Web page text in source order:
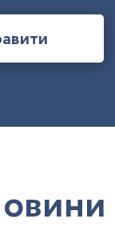
овини